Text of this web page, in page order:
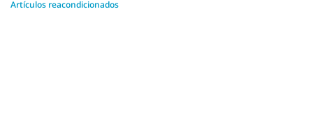
Artículos reacondicionados